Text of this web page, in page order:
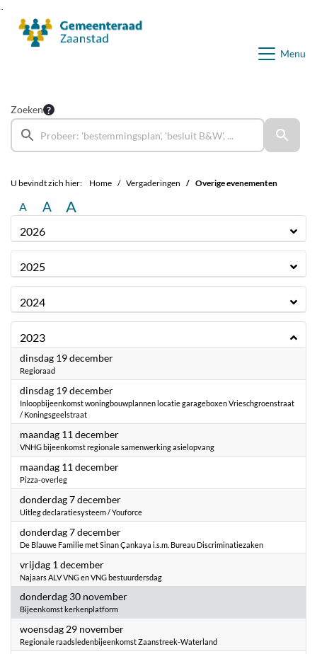
Menu
Zoeken
U bevindt zich hier: Home Vergaderingen Overige evenementen
A A A
2026
2025
2024
2023
dinsdag 19 december2023
Regioraad
dinsdag 19 december2023
Inloopbijeenkomst woningbouwplannen locatie garageboxen Vrieschgroenstraat
/ Koningsgeelstraat
maandag 11 december2023
VNHG bijeenkomst regionale samenwerking asielopvang
maandag 11 december2023
Pizza-overleg
donderdag 7 december2023
Uitleg declaratiesysteem / Youforce
donderdag 7 december2023
De Blauwe Familie met Sinan Çankaya i.s.m. Bureau Discriminatiezaken
vrijdag 1 december2023
Najaars ALV VNG en VNG bestuurdersdag
donderdag 30 november2023
Bijeenkomst kerkenplatform
woensdag 29 november2023
Regionale raadsledenbijeenkomst Zaanstreek-Waterland